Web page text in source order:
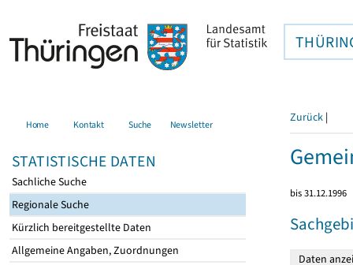
Home Kontakt Suche Newsletter
STATISTISCHE DATEN
Sachliche Suche
Regionale Suche
Kürzlich bereitgestellte Daten
Allgemeine Angaben, Zuordnungen
Zurück |
bis 31.12.1996